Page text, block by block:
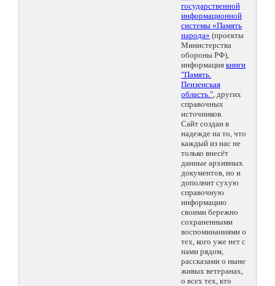
государственной
информационной
системы «Память
народа» (проекты
Министерства
обороны РФ),
информация книги
"Память.
Пензенская
область.", других
справочных
источников.
Сайт создан в
надежде на то, что
каждый из нас не
только внесёт
данные архивных
документов, но и
дополнит сухую
справочную
информацию
своими бережно
сохраненными
воспоминаниями о
тех, кого уже нет с
нами рядом,
рассказами о ныне
живых ветеранах,
о всех тех, кто